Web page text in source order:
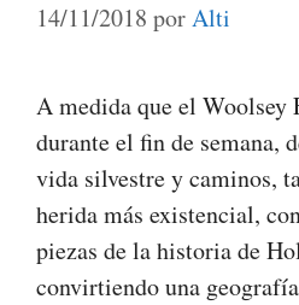
14/11/2018 porAlti
A medida que el Woolsey
durante el fin de semana,
vida silvestre y caminos,
herida más existencial,
piezas de la historia de
convirtiendo una